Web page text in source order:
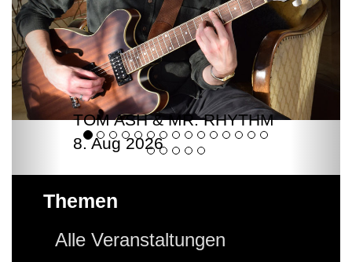
TOM ASH & MR. RHYTHM
8. Aug 2026
Themen
Alle Veranstaltungen